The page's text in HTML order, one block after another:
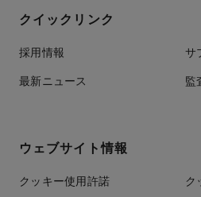
クイックリンク
採用情報 サ
最新ニュース 監
ウェブサイト情報
クッキー使用許諾 ク